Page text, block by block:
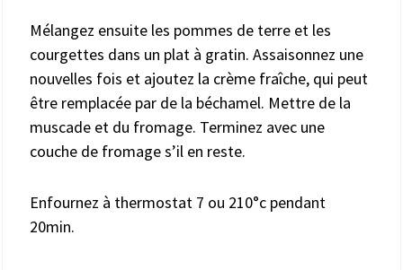
Mélangez ensuite les pommes de terre et les
courgettes dans un plat à gratin. Assaisonnez une
nouvelles fois et ajoutez la crème fraîche, qui peut
être remplacée par de la béchamel. Mettre de la
muscade et du fromage. Terminez avec une
couche de fromage s’il en reste.
Enfournez à thermostat 7 ou 210°c pendant
20min.